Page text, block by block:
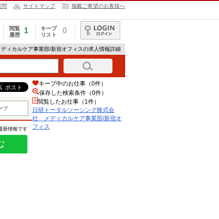
問 サイトマップ 掲載ご希望のお客様へ
閲覧
履歴
1
キープ
リスト
0
ログイン
ィカルケア事業部/新宿オフィスの求人情報詳細
プ
新情報です
キープ中のお仕事（0件）
保存した検索条件（0件）
閲覧したお仕事（1件）
日研トータルソーシング株式会
社 メディカルケア事業部/新宿オ
フィス